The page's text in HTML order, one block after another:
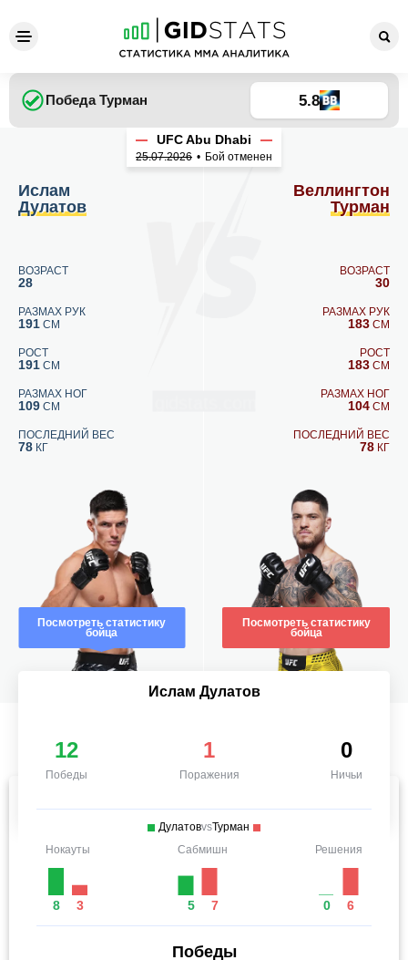
Ислам Дулатов -
ПобедаТурман 5.8
Ислам
Дулатов
ВОЗРАСТ
28
РАЗМАХ РУК
191 СМ
РОСТ
191 СМ
РАЗМАХ НОГ
109 СМ
ПОСЛЕДНИЙ ВЕС
78 КГ
Посмотреть статистику
бойца
UFC Abu Dhabi
25.07.2026 • Бой отменен
Веллингтон
Турман
ВОЗРАСТ
30
РАЗМАХ РУК
183 СМ
РОСТ
183 СМ
РАЗМАХ НОГ
104 СМ
ПОСЛЕДНИЙ ВЕС
78 КГ
Посмотреть статистику
бойца
Ислам Дулатов
12
Победы
1
Поражения
0
Ничьи
ДулатовvsТурман
Нокауты
8 3
Сабмишн
5 7
Решения
0 6
Победы